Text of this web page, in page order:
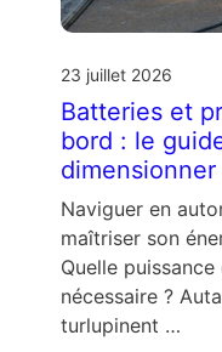
23 juillet 2026
Batteries et
bord : le
Naviguer en
maîtriser son
Quelle
nécessaire ?
turlupinent …